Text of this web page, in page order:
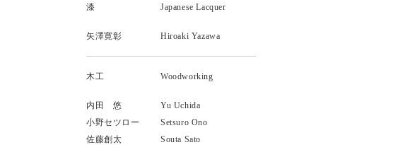
漆 Japanese Lacquer
矢澤寛彰 Hiroaki Yazawa
木工 Woodworking
内田 悠
Yu Uchida
小野セツロー
Setsuro Ono
佐藤創太
Souta Sato